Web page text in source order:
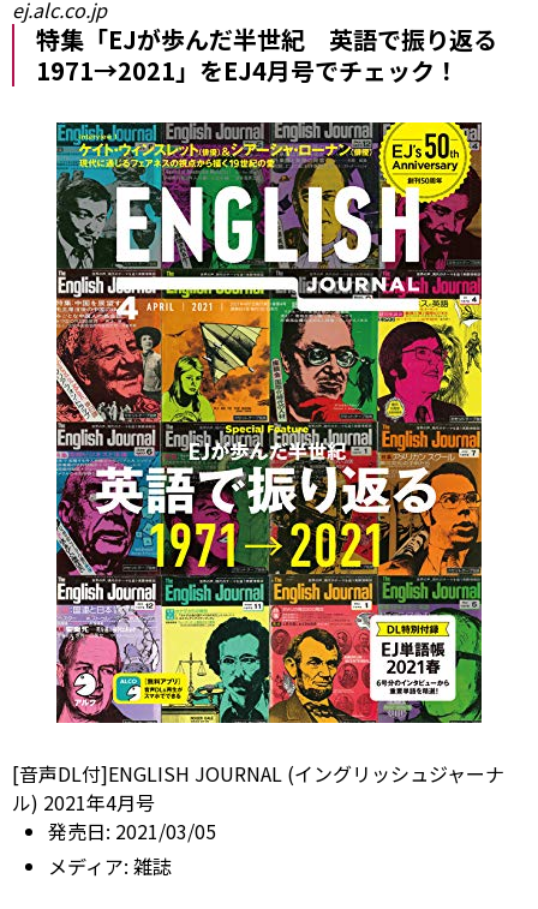
ej.alc.co.jp
特集「EJが歩んだ半世紀 英語で振り返る
1971→2021」をEJ4月号でチェック！
[音声DL付]ENGLISH JOURNAL (イングリッシュジャーナ
ル) 2021年4月号
発売日: 2021/03/05
メディア: 雑誌